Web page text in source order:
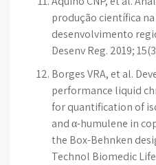
produção científica
desenvolvimento
Desenv Reg. 2019;
Borges VRA, et al.
performance liquid
for quantification of
and α-humulene in
the Box-Behnken
Technol Biomedic Life